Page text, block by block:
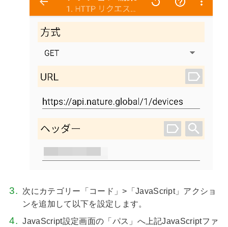
次にカテゴリー「コード」>「JavaScript」アクショ
ンを追加して以下を設定します。
JavaScript設定画面の「パス」へ上記JavaScriptファ